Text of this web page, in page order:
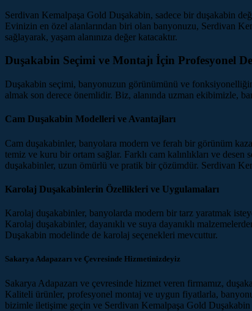
Serdivan Kemalpaşa Gold Duşakabin, sadece bir duşakabin
Evinizin en özel alanlarından biri olan banyonuzu, Serdivan
sağlayarak, yaşam alanınıza değer katacaktır.
Duşakabin Seçimi ve Montajı İçin Profesyonel
Duşakabin seçimi, banyonuzun görünümünü ve
almak son derece önemlidir. Biz, alanında uzman ekibimizle,
Cam Duşakabin Modelleri ve Avantajları
Cam duşakabinler, banyolara modern ve ferah bir görünüm
temiz ve kuru bir ortam sağlar. Farklı cam kalınlıkları ve
duşakabinler, uzun ömürlü ve pratik bir çözümdür. Serdivan
Karolaj Duşakabinlerin Özellikleri ve Uygulamaları
Karolaj duşakabinler, banyolarda modern bir tarz yaratmak
Karolaj duşakabinler, dayanıklı ve suya dayanıklı
Duşakabin modelinde de karolaj seçenekleri mevcuttur.
Sakarya Adapazarı ve Çevresinde Hizmetinizdeyiz
Sakarya Adapazarı ve çevresinde hizmet veren firmamız,
Kaliteli ürünler, profesyonel montaj ve uygun fiyatlarla,
bizimle iletişime geçin ve Serdivan Kemalpaşa Gold